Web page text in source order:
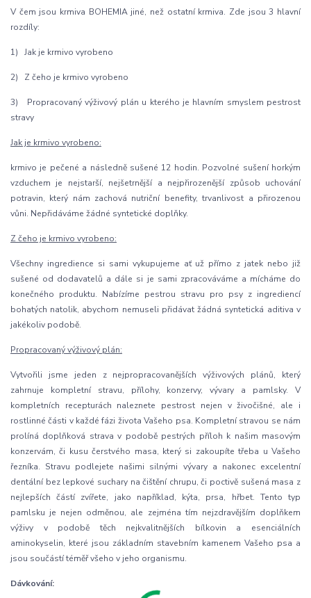
V čem jsou krmiva BOHEMIA jiné, než ostatní krmiva. Zde jsou 3 hlavní
rozdíly:
1) Jak je krmivo vyrobeno
2) Z čeho je krmivo vyrobeno
3) Propracovaný výživový plán u kterého je hlavním smyslem pestrost
stravy
Jak je krmivo vyrobeno:
krmivo je pečené a následně sušené 12 hodin. Pozvolné sušení horkým
vzduchem je nejstarší, nejšetrnější a nejpřirozenější způsob uchování
potravin, který nám zachová nutriční benefity, trvanlivost a přirozenou
vůni. Nepřidáváme žádné syntetické doplňky.
Z čeho je krmivo vyrobeno:
Všechny ingredience si sami vykupujeme ať už přímo z jatek nebo již
sušené od dodavatelů a dále si je sami zpracováváme a mícháme do
konečného produktu. Nabízíme pestrou stravu pro psy z ingrediencí
bohatých natolik, abychom nemuseli přidávat žádná syntetická aditiva v
jakékoliv podobě.
Propracovaný výživový plán:
Vytvořili jsme jeden z nejpropracovanějších výživových plánů, který
zahrnuje kompletní stravu, přílohy, konzervy, vývary a pamlsky. V
kompletních recepturách naleznete pestrost nejen v živočišné, ale i
rostlinné části v každé fázi života Vašeho psa. Kompletní stravou se nám
prolíná doplňková strava v podobě pestrých příloh k našim masovým
konzervám, či kusu čerstvého masa, který si zakoupíte třeba u Vašeho
řezníka. Stravu podlejete našimi silnými vývary a nakonec excelentní
dentální bez lepkové suchary na čištění chrupu, či poctivě sušená masa z
nejlepších částí zvířete, jako například, kýta, prsa, hřbet. Tento typ
pamlsku je nejen odměnou, ale zejména tím nejzdravějším doplňkem
výživy v podobě těch nejkvalitnějších bílkovin a esenciálních
aminokyselin, které jsou základním stavebním kamenem Vašeho psa a
jsou součástí téměř všeho v jeho organismu.
Dávkování: